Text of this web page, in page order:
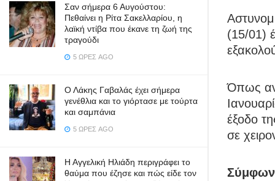
Σαν σήμερα 6 Αυγούστου:
Πεθαίνει η Ρίτα Σακελλαρίου, η
λαϊκή ντίβα που έκανε τη ζωή της
τραγούδι
5 ΏΡΕΣ AGO
Ο Λάκης Γαβαλάς έχει σήμερα
γενέθλια και το γιόρτασε με τούρτα
και σαμπάνια
5 ΏΡΕΣ AGO
Η Αγγελική Ηλιάδη περιγράφει το
θαύμα που έζησε και πώς είδε τον
(15/01)
Όπως
έξοδο
σε